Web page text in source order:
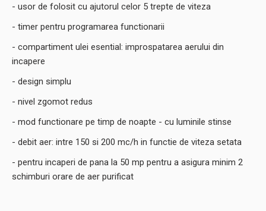
- usor de folosit cu ajutorul celor 5 trepte de viteza
- timer pentru programarea functionarii
- compartiment ulei esential: improspatarea aerului din
incapere
- design simplu
- nivel zgomot redus
- mod functionare pe timp de noapte - cu luminile stinse
- debit aer: intre 150 si 200 mc/h in functie de viteza setata
- pentru incaperi de pana la 50 mp pentru a asigura minim 2
schimburi orare de aer purificat